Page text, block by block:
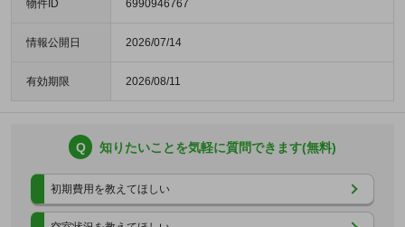
物件ID 6990946767
情報公開日 2026/07/14
有効期限 2026/08/11
Q 知りたいことを気軽に質問できます(無料)
初期費用を教えてほしい